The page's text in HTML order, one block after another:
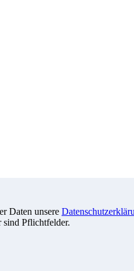
Daten unsere
sind Pflichtfelder.